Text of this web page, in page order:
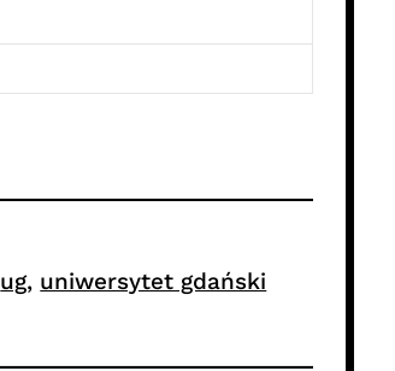
ug, uniwersytet gdański